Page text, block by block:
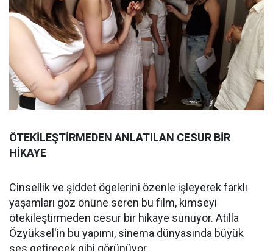
ÖTEKİLEŞTİRMEDEN ANLATILAN CESUR BİR
HİKAYE
Cinsellik ve şiddet ögelerini özenle işleyerek farklı
yaşamları göz önüne seren bu film, kimseyi
ötekileştirmeden cesur bir hikaye sunuyor. Atilla
Özyüksel'in bu yapımı, sinema dünyasında büyük
ses getirecek gibi görünüyor.